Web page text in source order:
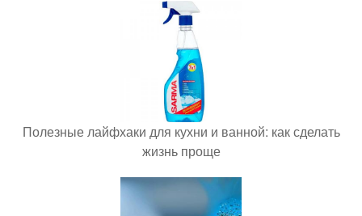
Полезные лайфхаки для кухни и ванной: как сделать
жизнь проще